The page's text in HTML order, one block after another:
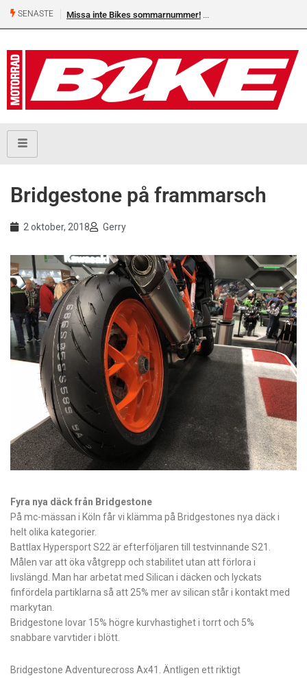
SENASTE Missa inte Bikes sommarnummer!
Bridgestone på frammarsch
2 oktober, 2018 Gerry
Fyra nya däck från Bridgestone
På mc-mässan i Köln får vi klämma på Bridgestones nya däck i
helt olika kategorier.
Battlax Hypersport S22 är efterföljaren till testvinnande S21.
Målen var att öka våtgrepp och stabilitet utan att förlora i
livslängd. Man har arbetat med Silican i däcken och lyckats
finfördela partiklarna så att 25% mer av silican står i kontakt med
markytan.
Bridgestone lovar 15% högre kurvhastighet i torrt och 5%
snabbare varvtider i blött.
Bridgestone Adventurecross Ax41. Äntligen ett riktigt